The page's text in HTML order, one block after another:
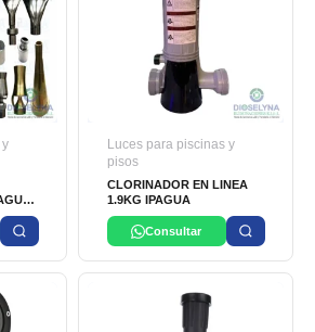
Luces para piscinas y
pisos
CLORINADOR EN LINEA
1.9KG IPAGUA
Consultar